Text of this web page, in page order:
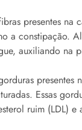
presentes na
a constipação.
auxiliando na
presentes
Essas
ruim (LDL) e